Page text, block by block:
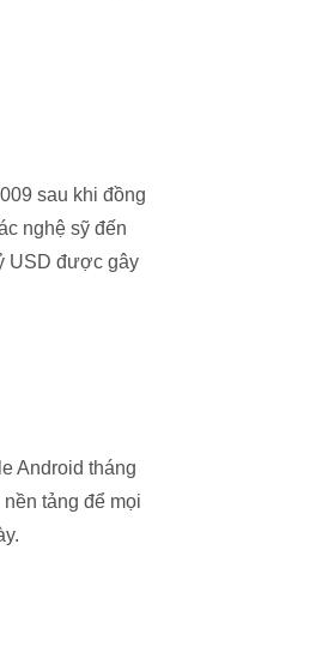
sau khi đồng
nghệ sỹ đến
USD được gây
Android tháng
tảng để mọi